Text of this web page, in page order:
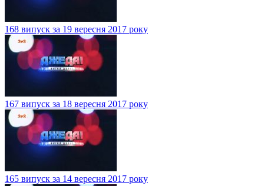
168 випуск за 19 вересня 2017 року
167 випуск за 18 вересня 2017 року
165 випуск за 14 вересня 2017 року